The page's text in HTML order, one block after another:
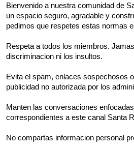
Bienvenido a nuestra comunidad de
un espacio seguro, agradable y
pedimos que respetes estas normas
Respeta a todos los miembros.
discriminacion ni los insultos.
Evita el spam, enlaces sospechosos
publicidad no autorizada por los
Manten las conversaciones
correspondientes a este canal Santa
No compartas informacion personal